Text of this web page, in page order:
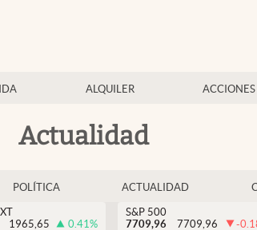
ALQUILER ACCIONES
Actualidad
POLÍTICA ACTUALIDAD
1965,65 0.41%
S&P 500
7709,96
7709,96 -